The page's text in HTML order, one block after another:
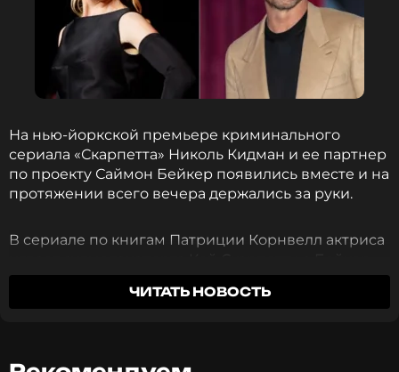
На нью-йоркской премьере криминального
сериала «Скарпетта» Николь Кидман и ее партнер
по проекту Саймон Бейкер появились вместе и на
протяжении всего вечера держались за руки.
В сериале по книгам Патриции Корнвелл актриса
ее мужа, агента ФБР Бентона Уэсли. По словам
самой Кидман, именно она уговорила коллегу
ЧИТАТЬ НОВОСТЬ